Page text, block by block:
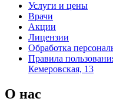
Услуги и цены
Врачи
Акции
Лицензии
Обработка
Правила
Кемеровская, 13
О нас